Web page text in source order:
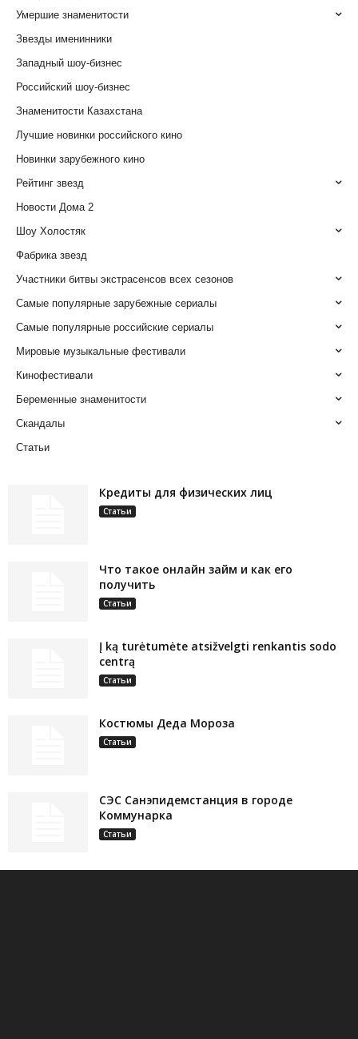
Умершие знаменитости
Звезды именинники
Западный шоу-бизнес
Российский шоу-бизнес
Знаменитости Казахстана
Лучшие новинки российского кино
Новинки зарубежного кино
Рейтинг звезд
Новости Дома 2
Шоу Холостяк
Фабрика звезд
Участники битвы экстрасенсов всех сезонов
Самые популярные зарубежные сериалы
Самые популярные российские сериалы
Мировые музыкальные фестивали
Кинофестивали
Беременные знаменитости
Скандалы
Статьи
Кредиты для физических лиц
Статьи
Что такое онлайн займ и как его
получить
Статьи
Į ką turėtumėte atsižvelgti renkantis sodo
centrą
Статьи
Костюмы Деда Мороза
Статьи
СЭС Санэпидемстанция в городе
Коммунарка
Статьи